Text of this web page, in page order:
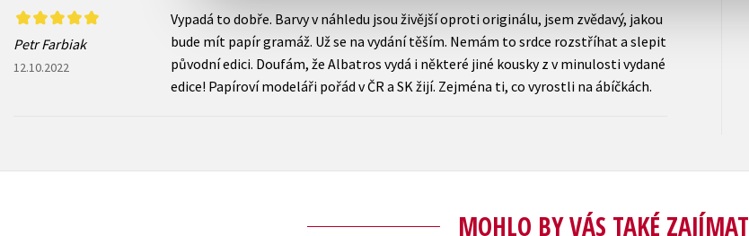
Petr Farbiak
12.10.2022
Vypadá to dobře. Barvy v náhledu jsou živější oproti originálu, jsem zvědavý, jakou
bude mít papír gramáž. Už se na vydání těším. Nemám to srdce rozstříhat a slepit
původní edici. Doufám, že Albatros vydá i některé jiné kousky z v minulosti vydané
edice! Papíroví modeláři pořád v ČR a SK žijí. Zejména ti, co vyrostli na ábíčkách.
MOHLO BY VÁS TAKÉ ZAJÍMAT